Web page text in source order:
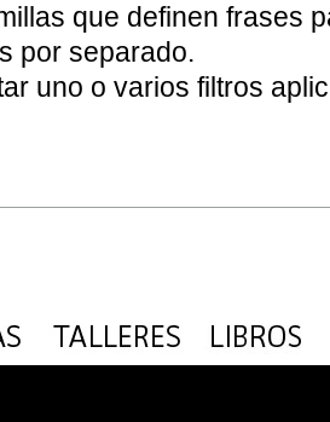
que definen frases
por separado.
uno o varios filtros